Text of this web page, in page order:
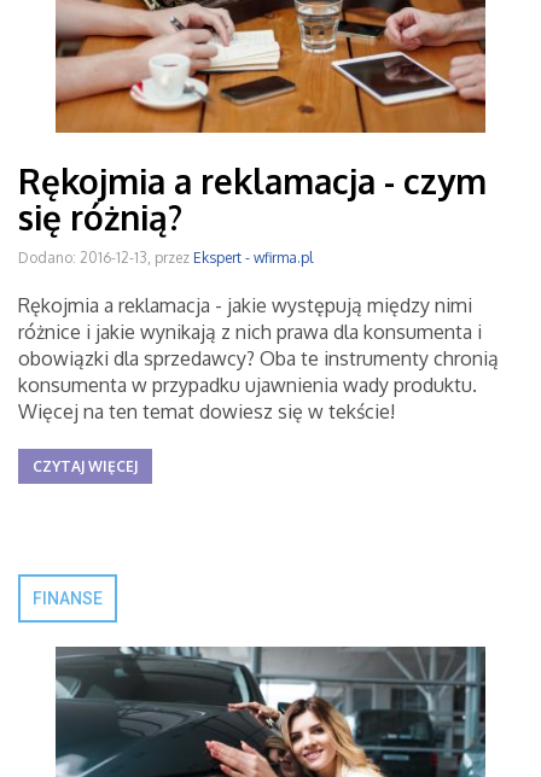
Rękojmia a reklamacja - czym
się różnią?
Dodano: 2016-12-13, przez Ekspert - wfirma.pl
Rękojmia a reklamacja - jakie występują między nimi
różnice i jakie wynikają z nich prawa dla konsumenta i
obowiązki dla sprzedawcy? Oba te instrumenty chronią
konsumenta w przypadku ujawnienia wady produktu.
Więcej na ten temat dowiesz się w tekście!
CZYTAJ WIĘCEJ
FINANSE